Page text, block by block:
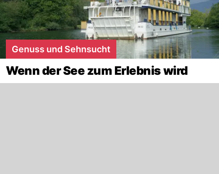
Genuss und Sehnsucht
Wenn der See zum Erlebnis wird